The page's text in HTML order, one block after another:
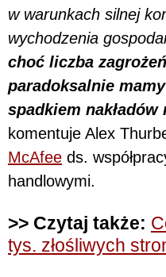
w warunkach silnej
wychodzenia
choć liczba
paradoksalnie
spadkiem
komentuje Alex
McAfee ds.
handlowymi.
>> Czytaj także:
tys. złośliwych